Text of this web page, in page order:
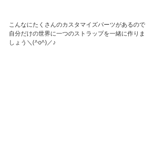
こんなにたくさんのカスタマイズパーツがあるので
自分だけの世界に一つのストラップを一緒に作りま
しょう＼(^o^)／♪